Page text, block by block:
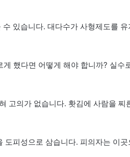
있습니다. 대다수가 사형제도를 유
했다면 어떻게 해야 합니까? 실수
고의가 없습니다. 홧김에 사람을 찌
도피성으로 삼습니다. 피의자는 이곳